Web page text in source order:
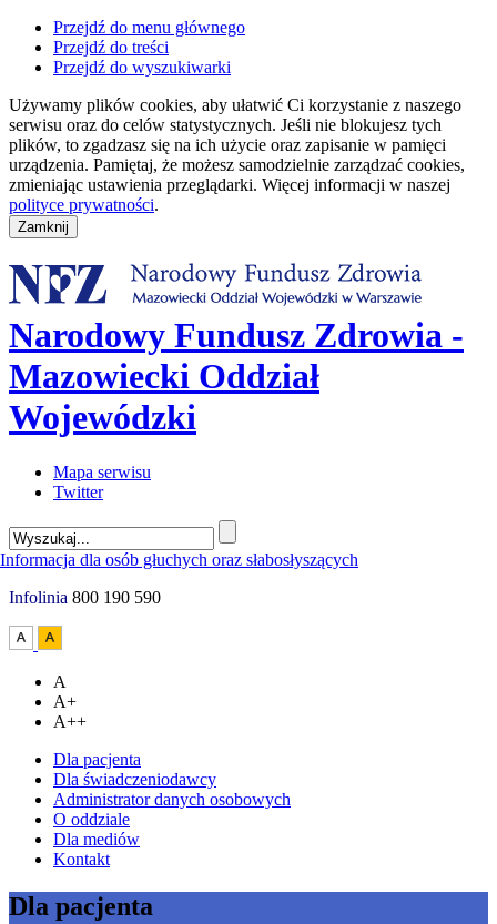
Przejdź do menu głównego
Przejdź do treści
Przejdź do wyszukiwarki
Używamy plików cookies, aby ułatwić Ci korzystanie z naszego
serwisu oraz do celów statystycznych. Jeśli nie blokujesz tych
plików, to zgadzasz się na ich użycie oraz zapisanie w pamięci
urządzenia. Pamiętaj, że możesz samodzielnie zarządzać cookies,
zmieniając ustawienia przeglądarki. Więcej informacji w naszej
polityce prywatności.
Narodowy Fundusz Zdrowia -
Mazowiecki Oddział
Wojewódzki
Mapa serwisu
Twitter
Infolinia 800 190 590
A
A+
A++
Dla pacjenta
Dla świadczeniodawcy
Administrator danych osobowych
O oddziale
Dla mediów
Kontakt
Dla pacjenta